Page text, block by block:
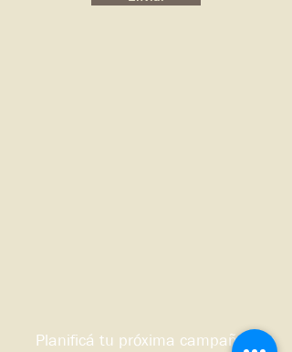
Planificá tu próxima campaña con